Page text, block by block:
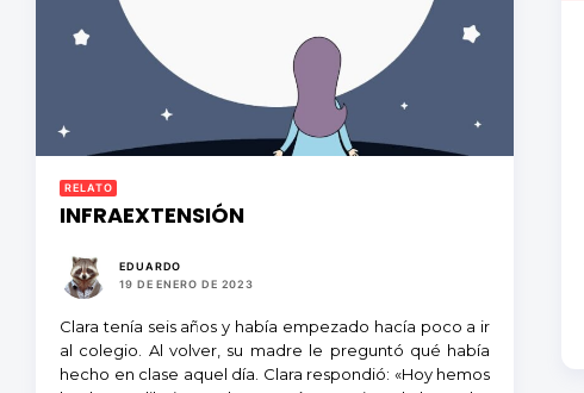
RELATO
INFRAEXTENSIÓN
EDUARDO
19 DE ENERO DE 2023
Clara tenía seis años y había empezado hacía poco a ir
al colegio. Al volver, su madre le preguntó qué había
hecho en clase aquel día. Clara respondió: «Hoy hemos